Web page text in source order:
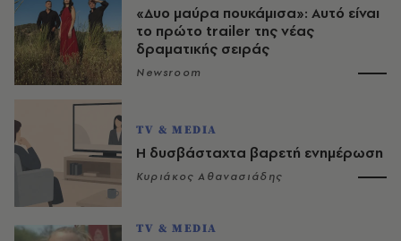
«Δυο μαύρα πουκάμισα»: Αυτό είναι
το πρώτο trailer της νέας
δραματικής σειράς
Newsroom
TV & MEDIA
Η δυσβάσταχτα βαρετή ενημέρωση
Κυριάκος Αθανασιάδης
TV & MEDIA